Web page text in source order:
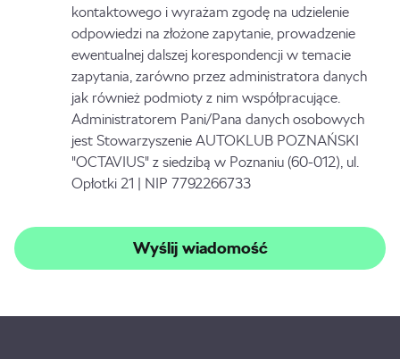
kontaktowego i wyrażam zgodę na udzielenie
odpowiedzi na złożone zapytanie, prowadzenie
ewentualnej dalszej korespondencji w temacie
zapytania, zarówno przez administratora danych
jak również podmioty z nim współpracujące.
Administratorem Pani/Pana danych osobowych
jest Stowarzyszenie AUTOKLUB POZNAŃSKI
"OCTAVIUS" z siedzibą w Poznaniu (60-012), ul.
Opłotki 21 | NIP 7792266733